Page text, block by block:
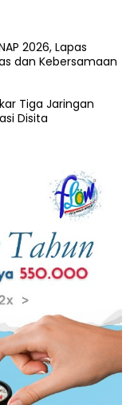
2026, Lapas
dan Kebersamaan
Tiga Jaringan
Disita